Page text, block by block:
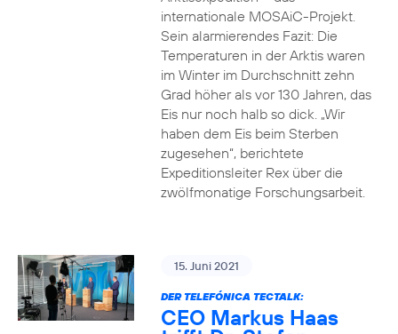
internationale MOSAiC-Projekt.
Sein alarmierendes Fazit: Die
Temperaturen in der Arktis waren
im Winter im Durchschnitt zehn
Grad höher als vor 130 Jahren, das
Eis nur noch halb so dick. „Wir
haben dem Eis beim Sterben
zugesehen“, berichtete
Expeditionsleiter Rex über die
zwölfmonatige Forschungsarbeit.
15. Juni 2021
DER TELEFÓNICA TECTALK:
CEO Markus Haas